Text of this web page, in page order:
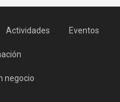
Actividades Eventos
negocio